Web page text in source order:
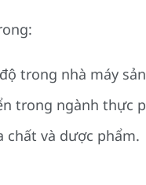
trong nhà máy
trong ngành thực
chất và dược phẩm.